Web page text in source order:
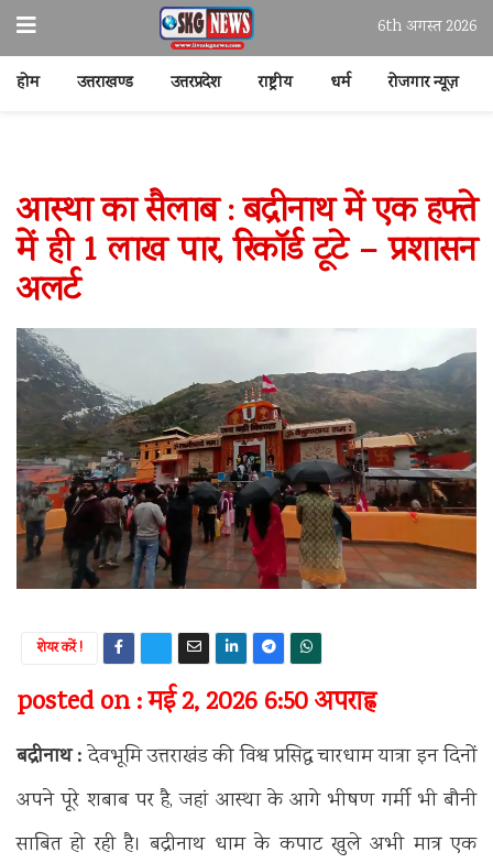
6th अगस्त 2026
होम उत्तराखण्ड उत्तरप्रदेश राष्ट्रीय धर्म रोजगार न्यूज़
आस्था का सैलाब : बद्रीनाथ में एक हफ्ते
में ही 1 लाख पार, रिकॉर्ड टूटे – प्रशासन
अलर्ट
शेयर करें !
posted on : मई 2, 2026 6:50 अपराह्न
बद्रीनाथ :देवभूमि उत्तराखंड की विश्व प्रसिद्ध चारधाम यात्रा इन दिनों
अपने पूरे शबाब पर है, जहां आस्था के आगे भीषण गर्मी भी बौनी
साबित हो रही है। बद्रीनाथ धाम के कपाट खुले अभी मात्र एक